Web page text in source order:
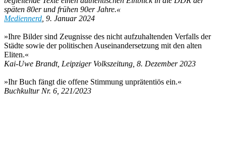
späten 80er und frühen 90er Jahre.«
Mediennerd , 9. Januar 2024
»Ihre Bilder sind Zeugnisse des nicht aufzuhaltenden Verfalls der
Städte sowie der politischen Auseinandersetzung mit den alten
Eliten.«
Kai-Uwe Brandt, Leipziger Volkszeitung, 8. Dezember 2023
»Ihr Buch fängt die offene Stimmung unprätentiös ein.«
Buchkultur Nr. 6, 221/2023